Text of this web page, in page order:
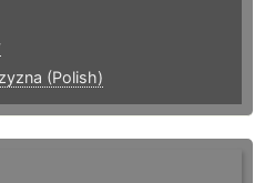
(Polish)